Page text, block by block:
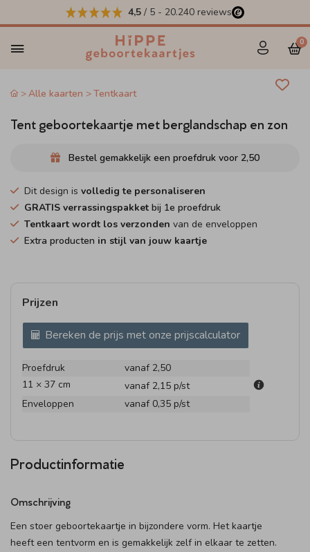
4,5 / 5 - 20.240 reviews
0
Alle kaarten Tentkaart
Tent geboortekaartje met berglandschap en zon
Bestel gemakkelijk een proefdruk voor 2,50
Dit design is volledig te personaliseren
GRATIS verrassingspakket bij 1e proefdruk
Tentkaart wordt los verzonden van de enveloppen
Extra producten in stijl van jouw kaartje
Prijzen
Bereken de prijs met onze prijscalculator
Proefdruk
vanaf 2,50
11 × 37 cm
vanaf 2,15 p/st
Enveloppen
vanaf 0,35 p/st
Productinformatie
Omschrijving
Een stoer geboortekaartje in bijzondere vorm. Het kaartje
heeft een tentvorm en is gemakkelijk zelf in elkaar te zetten.